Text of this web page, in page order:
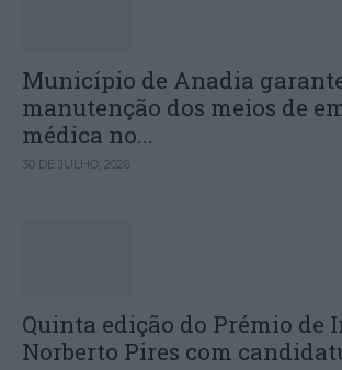
Município de Anadia
manutenção dos meios de
médica no...
30 DE JULHO, 2026
Quinta edição do Prémio de
Norberto Pires com